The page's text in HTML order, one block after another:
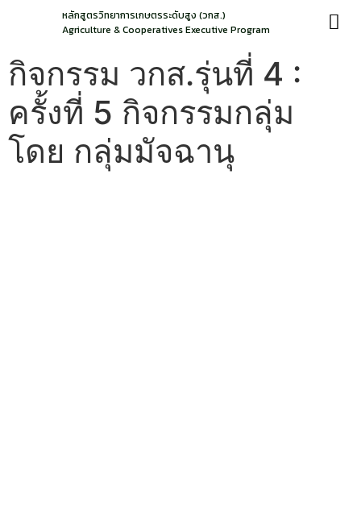
หลักสูตรวิทยาการเกษตรระดับสูง (วกส.)
Agriculture & Cooperatives Executive Program
กิจกรรม วกส.รุ่นที่ 4 :
ครั้งที่ 5 กิจกรรมกลุ่ม
โดย กลุ่มมัจฉานุ